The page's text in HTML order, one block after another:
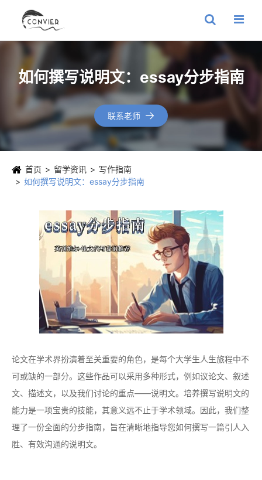
如何撰写说明文：essay分步指南
联系老师 
首页 留学资讯
写作指南
如何撰写说明文：essay分步指南
论文在学术界扮演着至关重要的角色，是每个大学生人生旅程中不
可或缺的一部分。这些作品可以采用多种形式，例如议论文、叙述
文、描述文，以及我们讨论的重点——说明文。培养撰写说明文的
能力是一项宝贵的技能，其意义远不止于学术领域。因此，我们整
理了一份全面的分步指南，旨在清晰地指导您如何撰写一篇引人入
胜、有效沟通的说明文。